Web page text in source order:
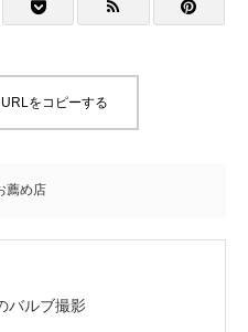
をコピーする
薦め店
バルブ撮影